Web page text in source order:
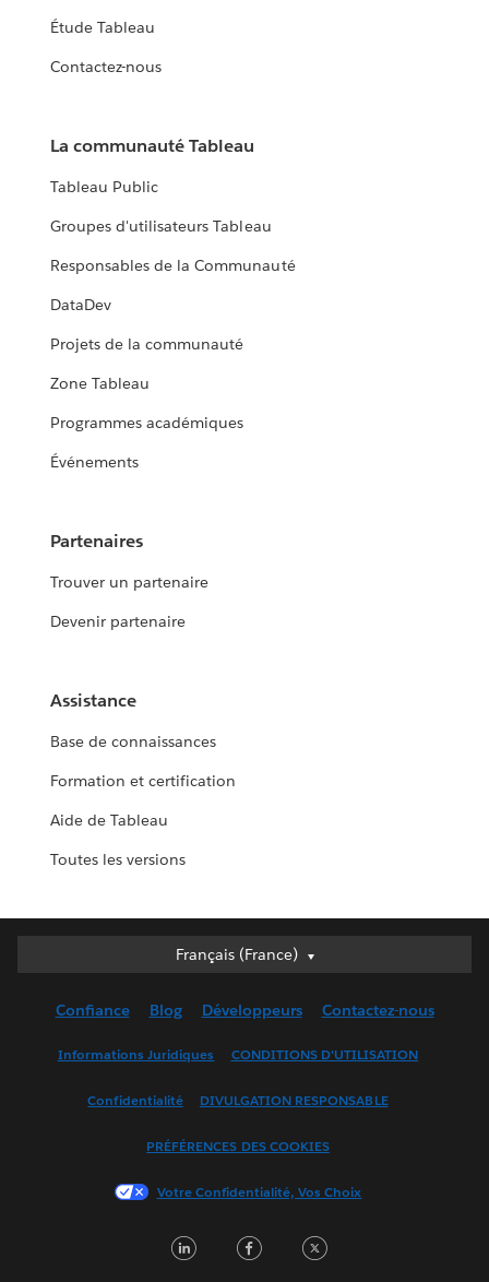
Étude Tableau
Contactez-nous
La communauté Tableau
Tableau Public
Groupes d'utilisateurs Tableau
Responsables de la Communauté
DataDev
Projets de la communauté
Zone Tableau
Programmes académiques
Événements
Partenaires
Trouver un partenaire
Devenir partenaire
Assistance
Base de connaissances
Formation et certification
Aide de Tableau
Toutes les versions
Français (France)
Français (France)
English (UK)
Français (Canada)
한국어
Português
Confiance Blog Développeurs Contactez-nous
Informations Juridiques CONDITIONS D'UTILISATION
Confidentialité DIVULGATION RESPONSABLE
PRÉFÉRENCES DES COOKIES
Votre Confidentialité, Vos Choix
LinkedInFacebook